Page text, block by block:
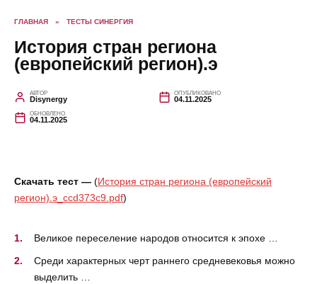
ГЛАВНАЯ » ТЕСТЫ СИНЕРГИЯ
История стран региона
(европейский регион).э
АВТОР
Disynergy
ОПУБЛИКОВАНО
04.11.2025
ОБНОВЛЕНО
04.11.2025
Скачать тест — (История стран региона (европейский
регион).э_ccd373c9.pdf)
Великое переселение народов относится к эпохе …
Среди характерных черт раннего средневековья можно
выделить …